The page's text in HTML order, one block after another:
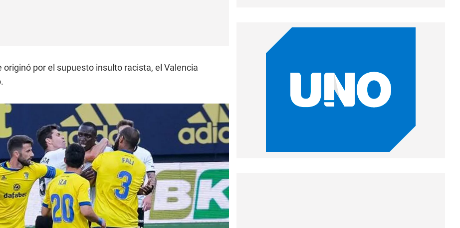
por el supuesto insulto racista, el Valencia